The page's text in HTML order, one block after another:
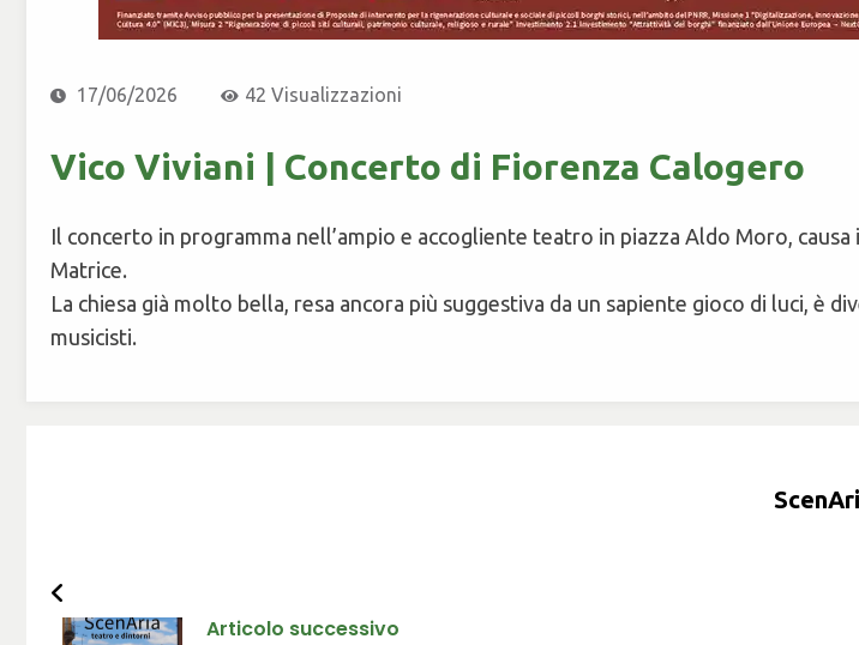
17/06/2026 42 Visualizzazioni
Vico Viviani | Concerto di Fiorenza Calogero
Il concerto in programma nell’ampio e accogliente teatro in piazza Aldo Moro,
Matrice.
La chiesa già molto bella, resa ancora più suggestiva da un sapiente gioco di luci, è
musicisti.
Articolo successivo